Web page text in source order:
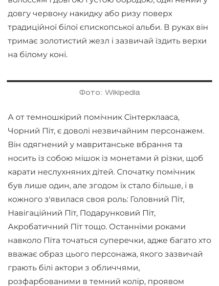
довгу червону накидку або ризу поверх
традиційної білої єпископської альби. В руках він
тримає золотистий жезл і зазвичай їздить верхи
на білому коні.
Фото: Wikipedia
А от темношкірий помічник Сінтерклааса,
Чорний Піт, є доволі незвичайним персонажем.
Він одягнений у мавританське вбрання та
носить із собою мішок із монетами й різки, щоб
карати неслухняних дітей. Спочатку помічник
був лише один, але згодом їх стало більше, і в
кожного з'явилася своя роль: Головний Піт,
Навігаційний Піт, Подарунковий Піт,
Акробатичний Піт тощо. Останніми роками
навколо Піта точаться суперечки, адже багато хто
вважає образ цього персонажа, якого зазвичай
грають білі актори з обличчями,
розфарбованими в темний колір, проявом